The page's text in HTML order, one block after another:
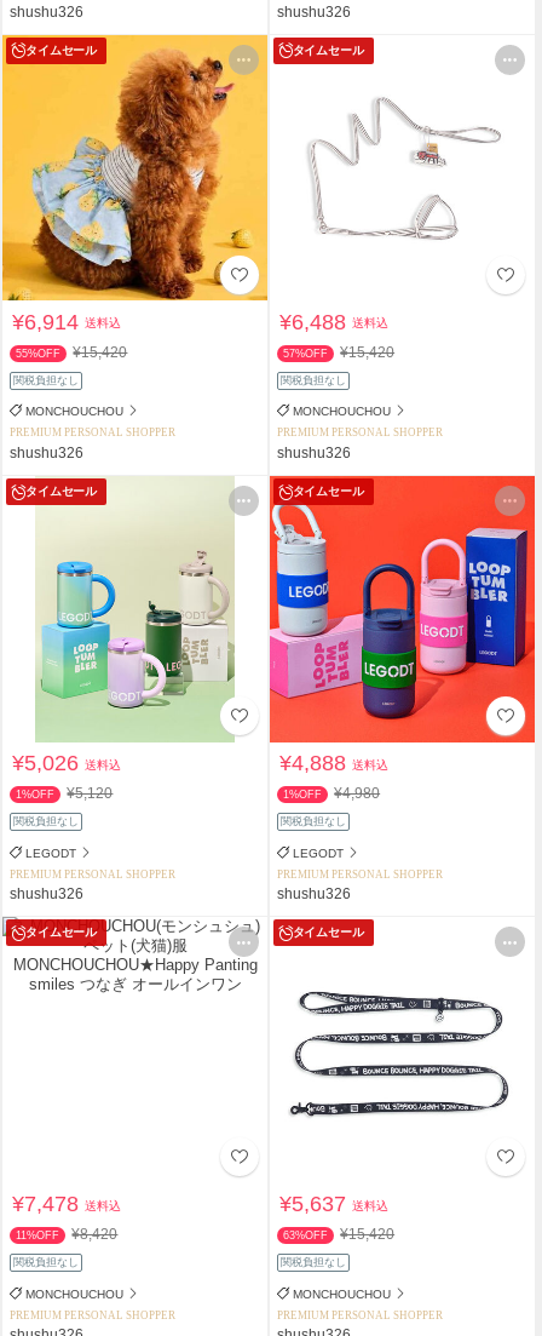
shushu326 shushu326
タイムセール
¥6,914送料込
55%OFF ¥15,420
関税負担なし
MONCHOUCHOU
PREMIUM PERSONAL SHOPPER
shushu326
タイムセール
¥6,488送料込
57%OFF ¥15,420
関税負担なし
MONCHOUCHOU
PREMIUM PERSONAL SHOPPER
shushu326
タイムセール
¥5,026送料込
1%OFF ¥5,120
関税負担なし
LEGODT
PREMIUM PERSONAL SHOPPER
shushu326
タイムセール
¥4,888送料込
1%OFF ¥4,980
関税負担なし
LEGODT
PREMIUM PERSONAL SHOPPER
shushu326
タイムセール
¥7,478送料込
11%OFF ¥8,420
関税負担なし
MONCHOUCHOU
PREMIUM PERSONAL SHOPPER
タイムセール
¥5,637送料込
63%OFF ¥15,420
関税負担なし
MONCHOUCHOU
PREMIUM PERSONAL SHOPPER